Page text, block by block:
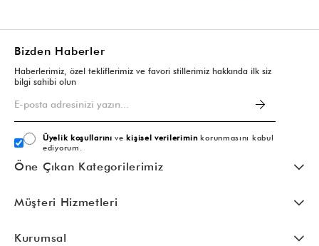
Bizden Haberler
Haberlerimiz, özel tekliflerimiz ve favori stillerimiz hakkında ilk siz
bilgi sahibi olun
Üyelik koşullarını vekişisel verileriminkorunmasını kabul
ediyorum.
Öne Çıkan Kategorilerimiz
Müşteri Hizmetleri
Kurumsal